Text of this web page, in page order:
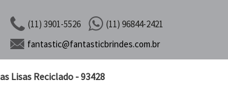
(11) 3901-5526
(11) 96844-2421
fantastic@fantasticbrindes.com.br
Lisas Reciclado - 93428